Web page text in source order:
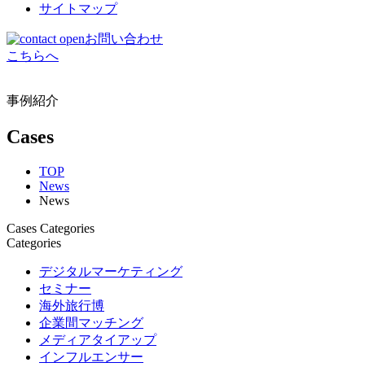
サイトマップ
お問い合わせ
こちらへ
事例紹介
Cases
TOP
News
News
Cases Categories
Categories
デジタルマーケティング
セミナー
海外旅行博
企業間マッチング
メディアタイアップ
インフルエンサー